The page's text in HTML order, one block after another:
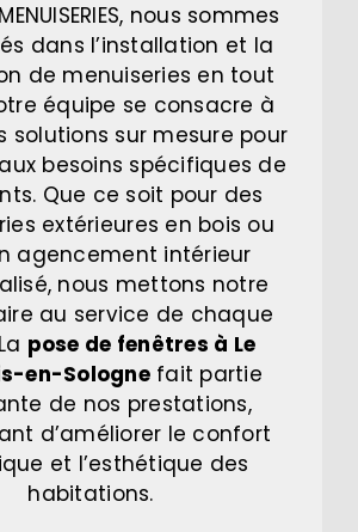
nous sommes
dans l’installation et la
de menuiseries en tout
équipe se consacre à
solutions sur mesure pour
besoins spécifiques de
Que ce soit pour des
extérieures en bois ou
agencement intérieur
nous mettons notre
au service de chaque
pose de fenêtres à Le
en-Solognefait partie
de nos prestations,
d’améliorer le confort
et l’esthétique des
habitations.